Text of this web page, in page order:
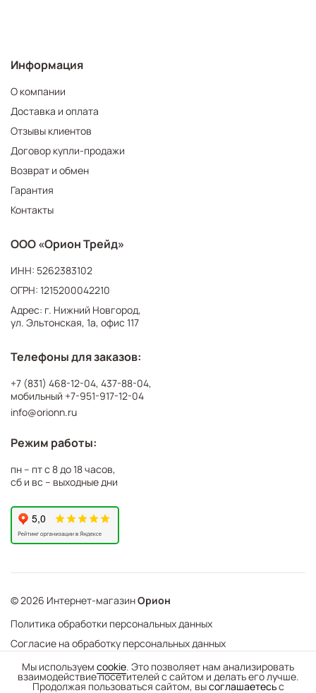
Мы используем cookie. Это позволяет нам анализировать
взаимодействие посетителей с сайтом и делать его лучше.
Продолжая пользоваться сайтом, высоглашаетесьс
- + В корзину
Информация
О компании
Доставка и оплата
Отзывы клиентов
Договор купли-продажи
Возврат и обмен
Гарантия
Контакты
ООО «Орион Трейд»
ИНН: 5262383102
ОГРН: 1215200042210
Адрес: г. Нижний Новгород,
ул. Эльтонская, 1а, офис 117
Телефоны для заказов:
+7 (831) 468-12-04, 437-88-04,
мобильный +7-951-917-12-04
info@orionn.ru
Режим работы:
пн – пт с 8 до 18 часов,
сб и вс – выходные дни
© 2026 Интернет-магазинОрион
Политика обработки персональных данных
Согласие на обработку персональных данных
Web Механика
- создание интернет-магазинов